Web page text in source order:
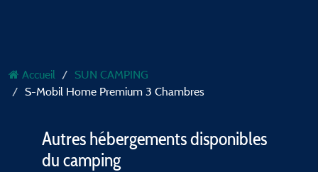
Accueil
SUN CAMPING
S-Mobil Home Premium 3 Chambres
Autres hébergements disponibles
du camping